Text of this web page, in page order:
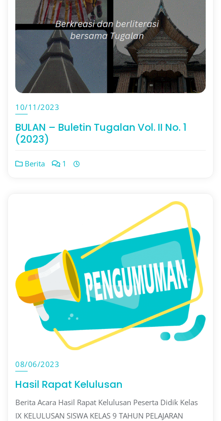
10/11/2023
BULAN – Buletin Tugalan Vol. II No. 1
(2023)
Berita 1
08/06/2023
Hasil Rapat Kelulusan
Berita Acara Hasil Rapat Kelulusan Peserta Didik Kelas
IX KELULUSAN SISWA KELAS 9 TAHUN PELAJARAN